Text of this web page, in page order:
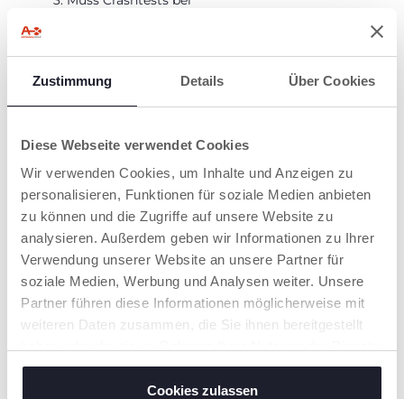
Zustimmung Details Über Cookies
Diese Webseite verwendet Cookies
Wir verwenden Cookies, um Inhalte und Anzeigen zu
personalisieren, Funktionen für soziale Medien anbieten
zu können und die Zugriffe auf unsere Website zu
analysieren. Außerdem geben wir Informationen zu Ihrer
Verwendung unserer Website an unsere Partner für
soziale Medien, Werbung und Analysen weiter. Unsere
Partner führen diese Informationen möglicherweise mit
weiteren Daten zusammen, die Sie ihnen bereitgestellt
gesammelt haben.
Cookies zulassen
4. Ist immer mit i-
Size-Autos
VERSTELLBARE
KOPFSTÜTZE
Die Kopfstütze lässt
sich einfach in der
Größe von 150 cm zu
NEIGBAR
Für mehr Komfort
kann die Rückenlehne
des Kindersitzes
Positionen)